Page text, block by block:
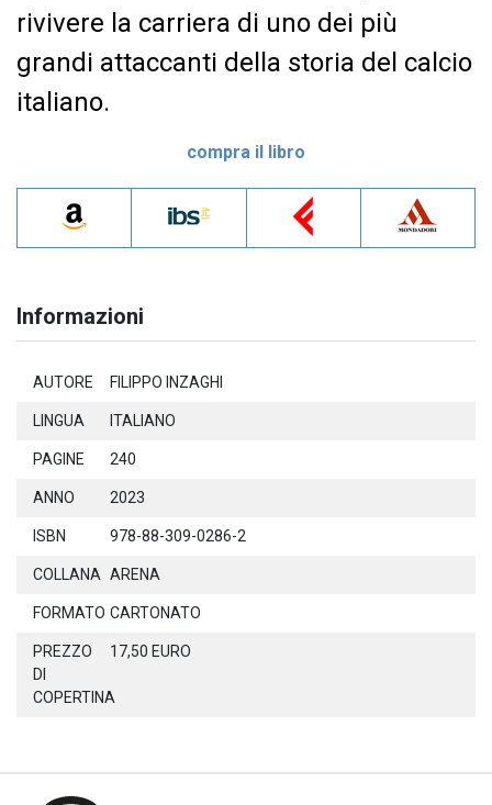
rivivere la carriera di uno dei più
grandi attaccanti della storia del calcio
italiano.
compra il libro
Informazioni
AUTORE FILIPPO INZAGHI
LINGUA ITALIANO
PAGINE 240
ANNO 2023
ISBN 978-88-309-0286-2
COLLANA ARENA
FORMATO CARTONATO
PREZZO
DI
COPERTINA
17,50 EURO